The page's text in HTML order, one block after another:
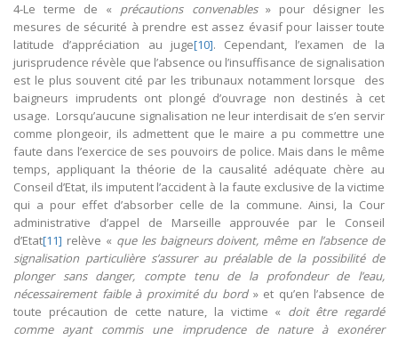
4-Le terme de « précautions convenables» pour désigner les
mesures de sécurité à prendre est assez évasif pour laisser toute
latitude d’appréciation au juge[10]. Cependant, l’examen de la
jurisprudence révèle que l’absence ou l’insuffisance de signalisation
est le plus souvent cité par les tribunaux notamment lorsque des
baigneurs imprudents ont plongé d’ouvrage non destinés à cet
usage. Lorsqu’aucune signalisation ne leur interdisait de s’en servir
comme plongeoir, ils admettent que le maire a pu commettre une
faute dans l’exercice de ses pouvoirs de police. Mais dans le même
temps, appliquant la théorie de la causalité adéquate chère au
Conseil d’Etat, ils imputent l’accident à la faute exclusive de la victime
qui a pour effet d’absorber celle de la commune. Ainsi, la Cour
administrative d’appel de Marseille approuvée par le Conseil
d’Etat[11] relève « que les baigneurs doivent, même en l’absence de
signalisation particulière s’assurer au préalable de la possibilité de
plonger sans danger, compte tenu de la profondeur de l’eau,
nécessairement faible à proximité du bord » et qu’en l’absence de
toute précaution de cette nature, la victime « doit être regardé
comme ayant commis une imprudence de nature à exonérer